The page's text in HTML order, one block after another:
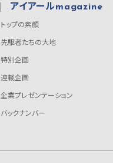
アイアールmagazine
トップの素顔
先駆者たちの大地
特別企画
連載企画
企業プレゼンテーション
バックナンバー